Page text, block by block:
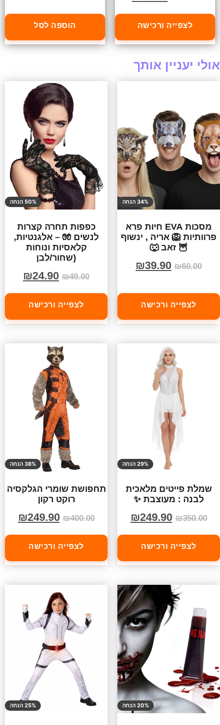
לצפייה ורכישה הוספה לסל
אולי יעניין אותך
34% הנחה
מסכות EVA חיות פרא
פרוותיות 🦁 אריה , ינשוף
🦉 זאב 🐺
₪60.00
₪39.90
לצפייה ורכישה
50% הנחה
כפפות תחרה קצרות
לנשים 🧤 – אלגנטיות,
קלאסיות ונוחות
(שחור/לבן
₪49.00
₪24.90
לצפייה ורכישה
29% הנחה
שמלת פייטים מלאכית
לבנה : מעוצבת ✨
₪350.00
₪249.90
לצפייה ורכישה
38% הנחה
תחפושת שומרי הגלקסיה
רוקט רקון
₪400.00
₪249.90
לצפייה ורכישה
20% הנחה 25% הנחה